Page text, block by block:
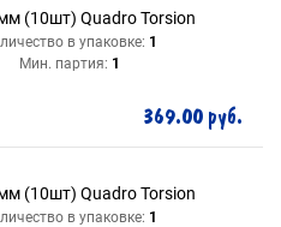
(10шт) Quadro Torsion
в упаковке: 1
Мин. партия: 1
369.00 руб.
(10шт) Quadro Torsion
в упаковке: 1